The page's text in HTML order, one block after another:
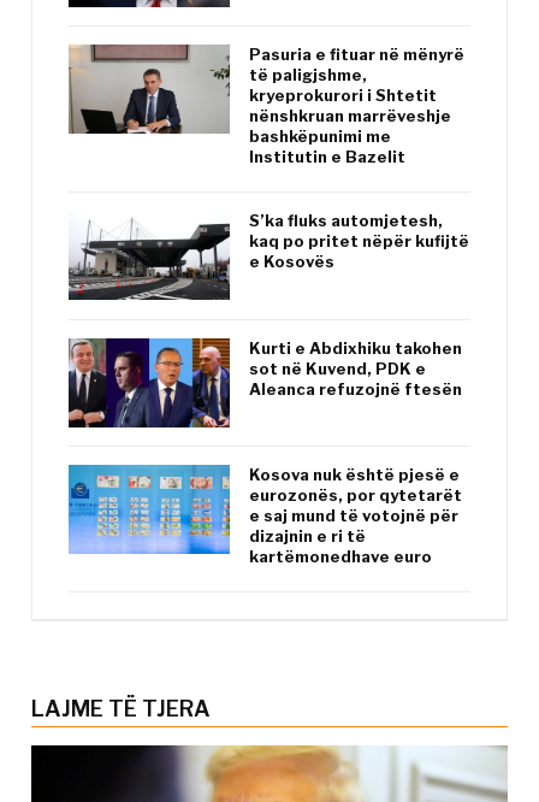
Pasuria e fituar në mënyrë
të paligjshme,
kryeprokurori i Shtetit
nënshkruan marrëveshje
bashkëpunimi me
Institutin e Bazelit
S’ka fluks automjetesh,
kaq po pritet nëpër kufijtë
e Kosovës
Kurti e Abdixhiku takohen
sot në Kuvend, PDK e
Aleanca refuzojnë ftesën
Kosova nuk është pjesë e
eurozonës, por qytetarët
e saj mund të votojnë për
dizajnin e ri të
kartëmonedhave euro
LAJME TË TJERA